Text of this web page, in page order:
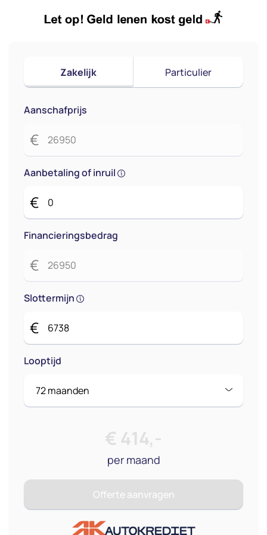
Zakelijk Particulier
Aanschafprijs
€
Aanbetaling of inruil
€
Financieringsbedrag
€
Slottermijn
€
Looptijd
€ 414,-
per maand
Offerte aanvragen